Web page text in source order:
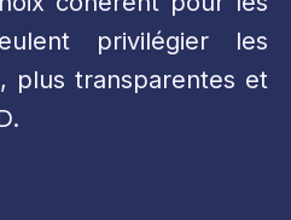
privilégier les
plus transparentes et